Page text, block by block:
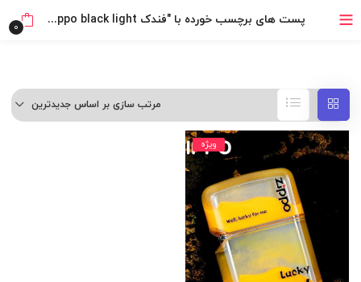
۴ قسط، بدون کارمزد
خرید قسطی با ترب‌پی
پست های برچسب خورده با "فندک zippo black light" 0
مرتب سازی بر اساس جدیدترین
ویژه